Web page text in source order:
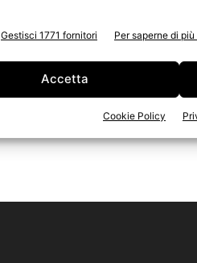
Gestisci 1771 fornitori Per saperne di
Accetta
Cookie Policy